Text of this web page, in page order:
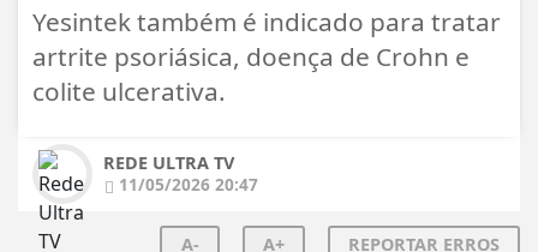
Yesintek também é indicado para tratar
artrite psoriásica, doença de Crohn e
colite ulcerativa.
REDE ULTRA TV
11/05/2026 20:47
A- A+ REPORTAR ERROS